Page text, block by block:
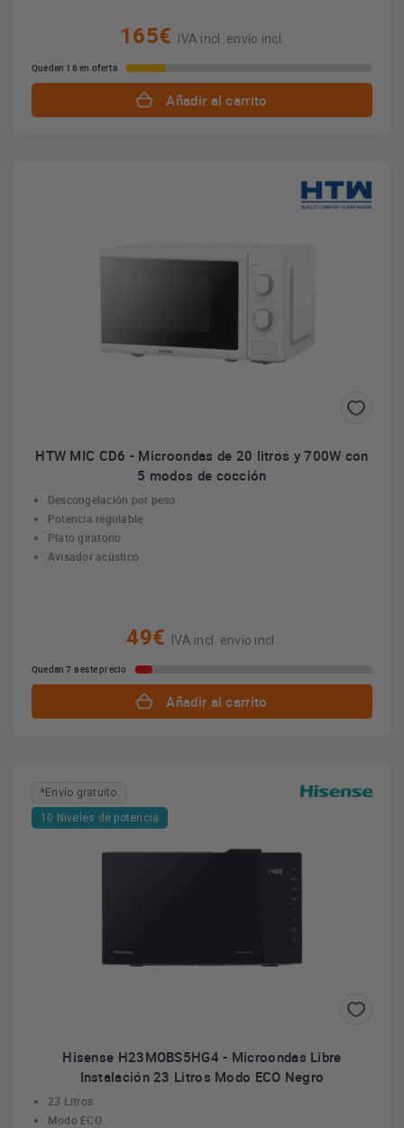
165€ IVA incl. envío incl.
Quedan 16 en oferta
Añadir al carrito
HTW MIC CD6 - Microondas de 20 litros y 700W con
5 modos de cocción
Descongelación por peso
Potencia regulable
Plato giratorio
Avisador acústico
49€ IVA incl. envío incl.
Quedan 7 a este precio
Añadir al carrito
*Envío gratuito
10 Niveles de potencia
Hisense H23MOBS5HG4 - Microondas Libre
Instalación 23 Litros Modo ECO Negro
23 Litros
Modo ECO